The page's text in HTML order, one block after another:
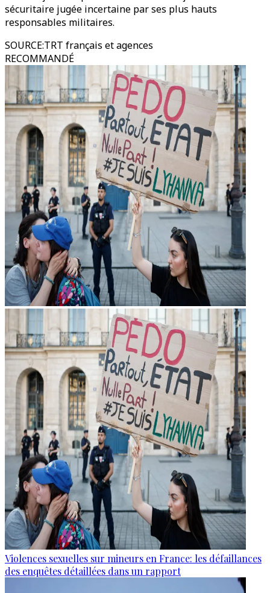
sécuritaire jugée incertaine par ses plus hauts
responsables militaires.
SOURCE:TRT français et agences
RECOMMANDÉ
Violences sexuelles sur mineurs en France: les défaillances
des enquêtes détaillées dans un rapport